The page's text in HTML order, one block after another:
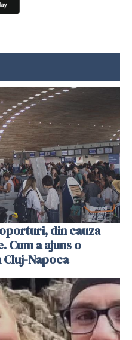
din cauza
Cum a ajuns o
Cluj-Napoca